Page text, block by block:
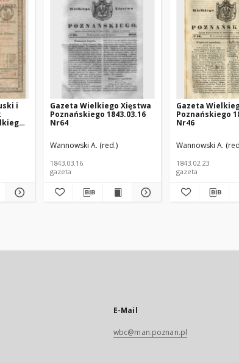
-1996; Poznań) - polska pisarka; https://pl.wikipedia.org/wiki/
i
Gazeta Wielkiego Xięstwa
Poznańskiego 1843.03.16
Nr64
Wannowski A. (red.)
1843.03.16
gazeta
Gazeta
Poznańskiego
Nr46
Wannowski A.
1843.02.23
gazeta
E-Mail
wbc@man.poznan.pl